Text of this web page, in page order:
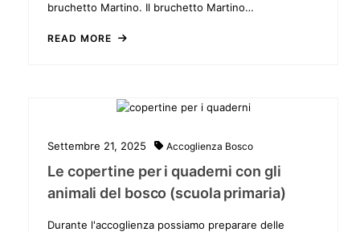
bruchetto Martino. Il bruchetto Martino…
READ MORE
Settembre 21, 2025 Accoglienza Bosco
Le copertine per i quaderni con gli
animali del bosco (scuola primaria)
Durante l'accoglienza possiamo preparare delle